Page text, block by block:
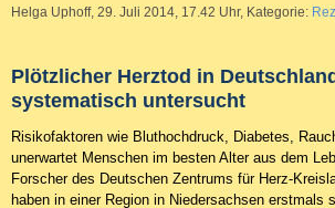
Helga Uphoff, 29. Juli 2014, 17.42 Uhr, Kategorie:
Plötzlicher Herztod in
systematisch untersucht
Risikofaktoren wie Bluthochdruck, Diabetes,
unerwartet Menschen im besten Alter aus dem
Forscher des Deutschen Zentrums für Herz-
haben in einer Region in Niedersachsen erstmals